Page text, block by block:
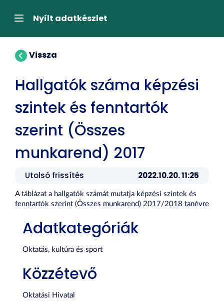
átugrásaNavigációNyílt adatkészlet
Vissza
Hallgatók száma képzési
szintek és fenntartók
szerint (Összes
munkarend) 2017
Utolsó frissítés 2022.10.20. 11:25
A táblázat a hallgatók számát mutatja képzési szintek és
fenntartók szerint (Összes munkarend) 2017/2018 tanévre
Adatkategóriák
Oktatás, kultúra és sport
Közzétevő
Oktatási Hivatal